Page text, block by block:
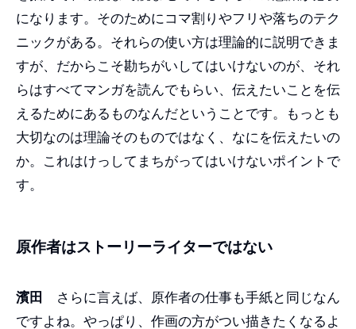
になります。そのためにコマ割りやフリや落ちのテク
ニックがある。それらの使い方は理論的に説明できま
すが、だからこそ勘ちがいしてはいけないのが、それ
らはすべてマンガを読んでもらい、伝えたいことを伝
えるためにあるものなんだということです。もっとも
大切なのは理論そのものではなく、なにを伝えたいの
か。これはけっしてまちがってはいけないポイントで
す。
原作者はストーリーライターではない
濱田
さらに言えば、原作者の仕事も手紙と同じなん
ですよね。やっぱり、作画の方がつい描きたくなるよ